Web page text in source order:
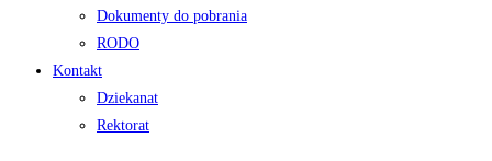
Dokumenty do pobrania
RODO
Kontakt
Dziekanat
Rektorat